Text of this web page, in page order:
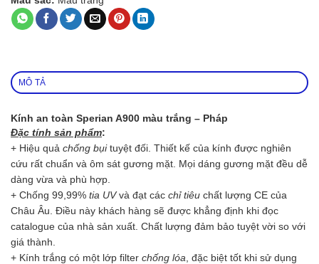
MÔ TẢ
Kính an toàn Sperian A900 màu trắng – Pháp
Đặc tính sản phẩm:
+ Hiệu quả chống bụituyệt đối. Thiết kế của kính được nghiên
cứu rất chuẩn và ôm sát gương mặt. Mọi dáng gương mặt đều dễ
dàng vừa và phù hợp.
+ Chống 99,99% tia UVvà đạt các chỉ tiêu chất lượng CE của
Châu Âu. Điều này khách hàng sẽ được khẳng định khi đọc
catalogue của nhà sản xuất. Chất lượng đảm bảo tuyệt vời so với
giá thành.
+ Kính trắng có một lớp filter chống lóa , đặc biệt tốt khi sử dụng